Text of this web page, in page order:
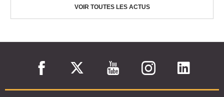
VOIR TOUTES LES ACTUS